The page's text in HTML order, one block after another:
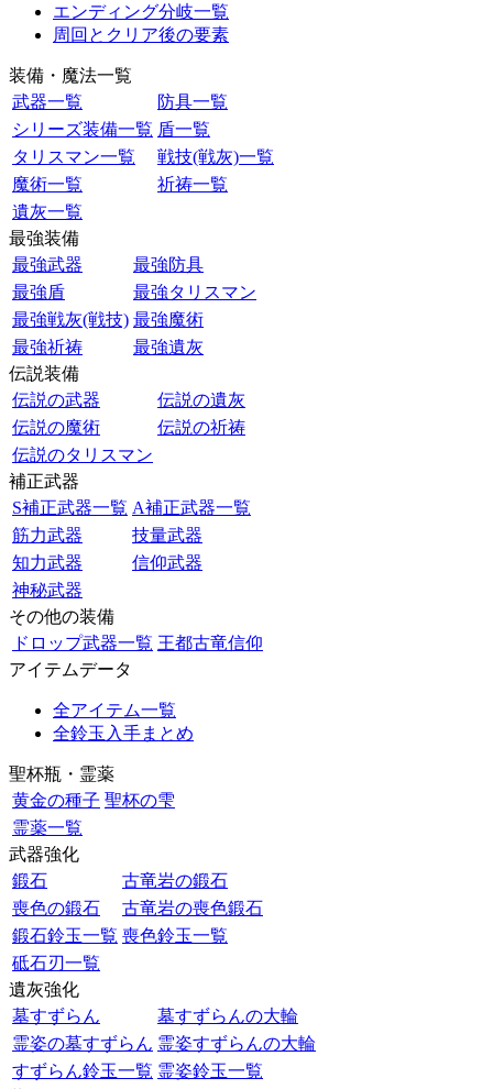
エンディング分岐一覧
周回とクリア後の要素
装備・魔法一覧
武器一覧
防具一覧
シリーズ装備一覧 盾一覧
タリスマン一覧
戦技(戦灰)一覧
魔術一覧
祈祷一覧
遺灰一覧
最強装備
最強武器
最強防具
最強盾
最強タリスマン
最強戦灰(戦技) 最強魔術
最強祈祷
最強遺灰
伝説装備
伝説の武器
伝説の遺灰
伝説の魔術
伝説の祈祷
伝説のタリスマン
補正武器
S補正武器一覧 A補正武器一覧
筋力武器
技量武器
知力武器
信仰武器
神秘武器
その他の装備
ドロップ武器一覧 王都古竜信仰
アイテムデータ
全アイテム一覧
全鈴玉入手まとめ
聖杯瓶・霊薬
黄金の種子 聖杯の雫
霊薬一覧
武器強化
鍛石
古竜岩の鍛石
喪色の鍛石
古竜岩の喪色鍛石
鍛石鈴玉一覧 喪色鈴玉一覧
砥石刃一覧
遺灰強化
墓すずらん
墓すずらんの大輪
霊姿の墓すずらん 霊姿すずらんの大輪
すずらん鈴玉一覧 霊姿鈴玉一覧